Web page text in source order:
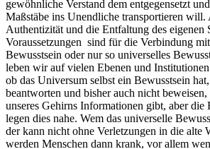
gewöhnliche Verstand dem entgegensetzt
Maßstäbe ins Unendliche transportieren will.
Authentizität und die Entfaltung des eigenen
Voraussetzungen sind für die Verbindung
Bewusstsein oder nur so universelles
leben wir auf vielen Ebenen und
ob das Universum selbst ein Bewusstsein
beantworten und bisher auch nicht beweisen,
unseres Gehirns Informationen gibt, aber die
legen dies nahe. Wem das universelle
der kann nicht ohne Verletzungen in die alte
werden Menschen dann krank, vor allem